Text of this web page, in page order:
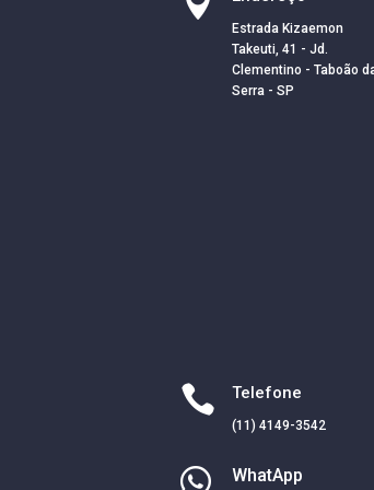
Estrada Kizaemon
Takeuti, 41 - Jd.
Clementino - Taboão
Serra - SP
 Telefone
(11) 4149-3542
 WhatApp